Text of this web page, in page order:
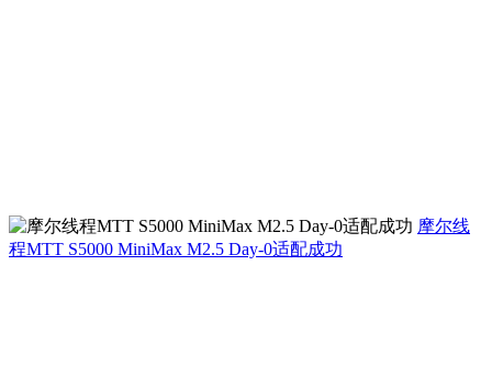
摩尔线
程MTT S5000 MiniMax M2.5 Day-0适配成功